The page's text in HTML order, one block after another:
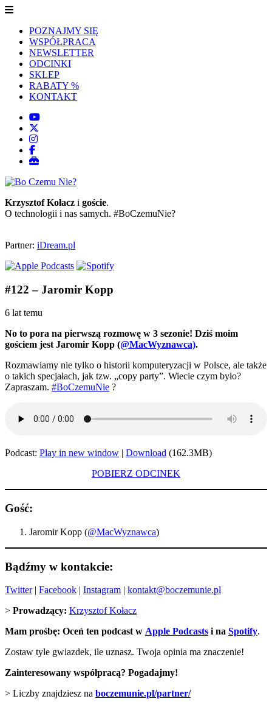
POZNAJMY SIĘ
WSPÓŁPRACA
NEWSLETTER
ODCINKI
SKLEP
RABATY %
KONTAKT
Krzysztof Kołacz i goście.
O technologii i nas samych. #BoCzemuNie?
Partner: iDream.pl
#122 – Jaromir Kopp
6 lat temu
No to pora na pierwszą rozmowę w 3 sezonie! Dziś moim
gościem jest Jaromir Kopp (@MacWyznawca).
Rozmawiamy nie tylko o historii komputeryzacji w Polsce, ale także
o takich specjałach, jak tzw. „copy party”. Wiecie czym było?
Zapraszam. #BoCzemuNie ?
Podcast: Play in new window | Download (162.3MB)
POBIERZ ODCINEK
Gość:
Jaromir Kopp (@MacWyznawca)
Bądźmy w kontakcie:
Twitter| Facebook | Instagram | kontakt@boczemunie.pl
> Prowadzący: Krzysztof Kołacz
Mam prośbę: Oceń ten podcast w Apple Podcasts i na Spotify.
Zostaw tyle gwiazdek, ile uznasz. Twoja opinia ma znaczenie!
Zainteresowany współpracą? Pogadajmy!
> Liczby znajdziesz na boczemunie.pl/partner/